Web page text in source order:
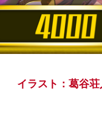
イラスト：葛谷荘